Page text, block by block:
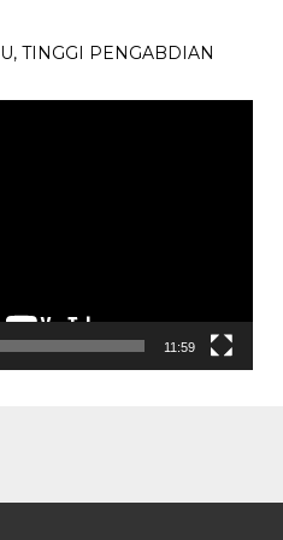
TINGGI PENGABDIAN
11:59